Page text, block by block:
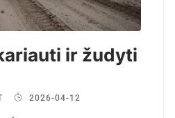
ir žudyti
2026-04-12